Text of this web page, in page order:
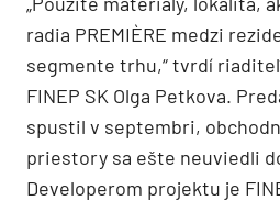
radia PREMIÈRE medzi
segmente trhu,“ tvrdí
FINEP SK Olga Petkova.
spustil v septembri,
priestory sa ešte neuviedli
Developerom projektu je